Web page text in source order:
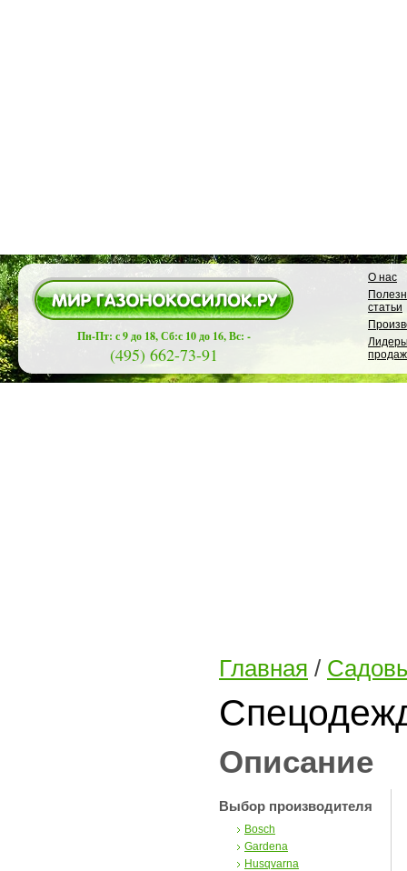
Пн-Пт: с 9 до 18, Сб:с 10 до 16, Вс: -
(495) 662-73-91
О нас
статьи
продаж
Главная /
Описание
Выбор производителя
Bosch
Gardena
Husqvarna